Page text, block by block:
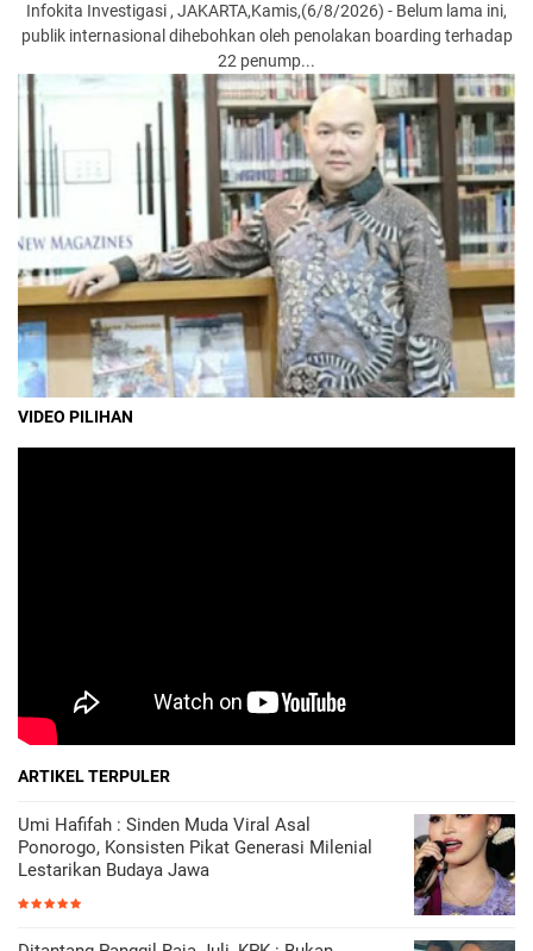
Infokita Investigasi , JAKARTA,Kamis,(6/8/2026) - Belum lama ini,
publik internasional dihebohkan oleh penolakan boarding terhadap
22 penump...
VIDEO PILIHAN
ARTIKEL TERPULER
Umi Hafifah : Sinden Muda Viral Asal
Ponorogo, Konsisten Pikat Generasi Milenial
Lestarikan Budaya Jawa